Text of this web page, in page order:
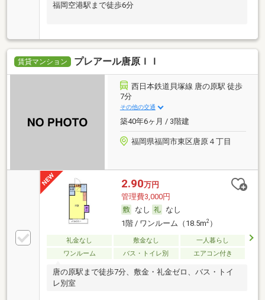
福岡空港駅まで徒歩6分
賃貸マンション プレアール唐原ＩＩ
西日本鉄道貝塚線 唐の原駅 徒歩
7分
その他の交通
築40年6ヶ月 / 3階建
福岡県福岡市東区唐原４丁目
2.90万円
管理費3,000円
なし
なし
1階 / ワンルーム（18.5m2）
礼金なし 敷金なし
一人暮らし
ワンルーム
バス・トイレ別 エアコン付き
唐の原駅まで徒歩7分、敷金・礼金ゼロ、バス・トイ
レ別室